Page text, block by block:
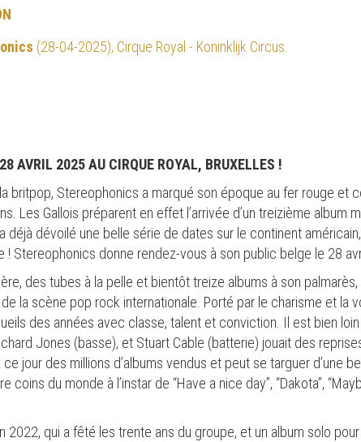
(28-04-2025), Cirque Royal - Koninklijk Circus.
AVRIL 2025 AU CIRQUE ROYAL, BRUXELLES !
britpop, Stereophonics a marqué son époque au fer rouge et
Les Gallois préparent en effet l’arrivée d’un treizième album
déjà dévoilé une belle série de dates sur le continent
! Stereophonics donne rendez-vous à son public belge le 28
des tubes à la pelle et bientôt treize albums à son
la scène pop rock internationale. Porté par le charisme et la
des années avec classe, talent et conviction. Il est bien
Jones (basse), et Stuart Cable (batterie) jouait des
jour des millions d’albums vendus et peut se targuer d’une
du monde à l’instar de “Have a nice day”, “Dakota”,
2022, qui a fêté les trente ans du groupe, et un album solo